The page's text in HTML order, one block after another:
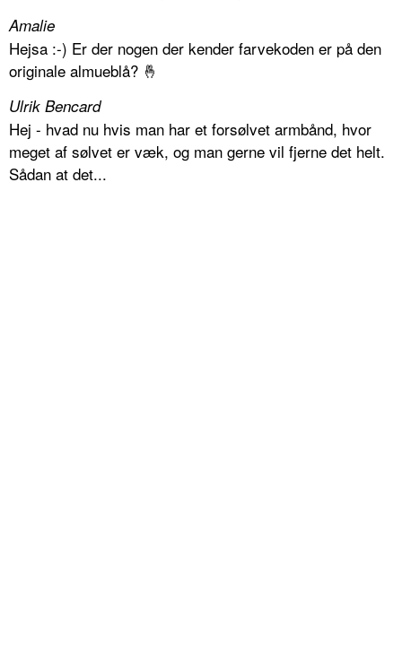
Amalie
Hejsa :-) Er der nogen der kender farvekoden er på den
originale almueblå? 🤞
Ulrik Bencard
Hej - hvad nu hvis man har et forsølvet armbånd, hvor
meget af sølvet er væk, og man gerne vil fjerne det helt.
Sådan at det...